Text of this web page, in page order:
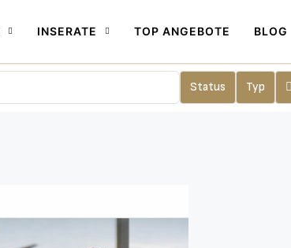
INSERATE TOP ANGEBOTE BLOG
Status Typ